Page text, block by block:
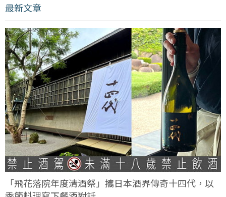
最新文章
「飛花落院年度清酒祭」攜日本酒界傳奇十四代，以